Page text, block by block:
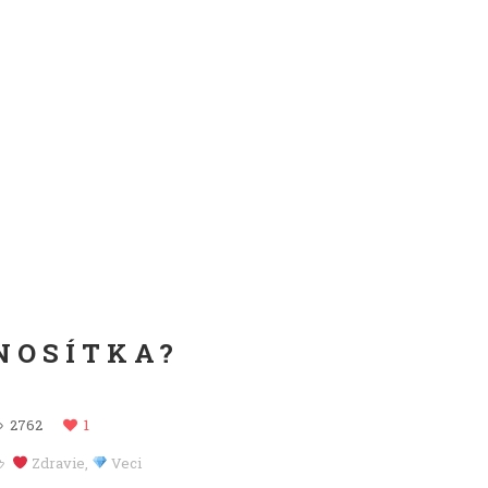
2762
1
Zdravie, Veci